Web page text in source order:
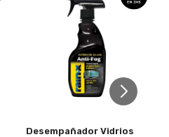
Desempañador Vidrios